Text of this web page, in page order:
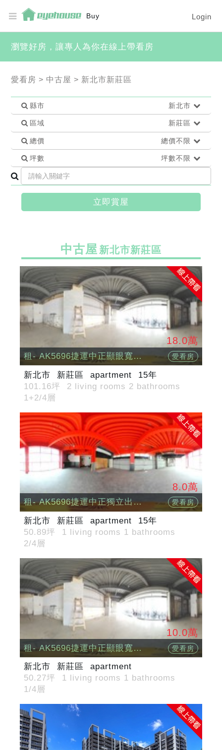
Login
Buy
瀏覽好房，讓專人為你在線上帶看房
愛看房 > 中古屋 > 新北市新莊區
縣市 新北市
區域 新莊區
總價 總價不限
坪數 坪數不限
立即賞屋
中古屋 新北市新莊區
18.0萬
租- AK5696捷運中正顯眼寬面1+2樓店 愛看房
新北市 新莊區 apartment
15年
101.16坪
2 living rooms 2 bathrooms
1+2/4層
8.0萬
租- AK5696捷運中正獨立出口顯眼二樓店 愛看房
新北市 新莊區 apartment
15年
50.89坪
1 living rooms 1 bathrooms
2/4層
10.0萬
租- AK5696捷運中正顯眼寬面店 愛看房
新北市 新莊區
apartment
50.27坪
1 living rooms 1 bathrooms
1/4層